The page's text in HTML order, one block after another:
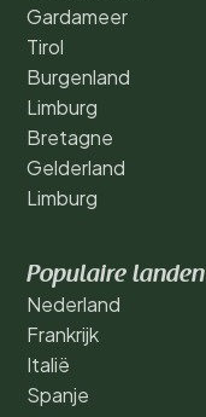
Gardameer
Tirol
Burgenland
Limburg
Bretagne
Gelderland
Limburg
Populaire landen
Nederland
Frankrijk
Italië
Spanje